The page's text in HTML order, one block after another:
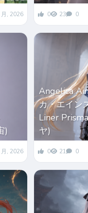
月, 2026 0 23 0
)
月, 2026
Angelica
カ・エイン
Liner
ヤ)
0 21 0